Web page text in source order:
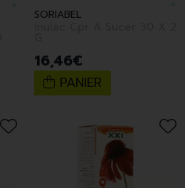
SORIABEL
16,46€
PANIER